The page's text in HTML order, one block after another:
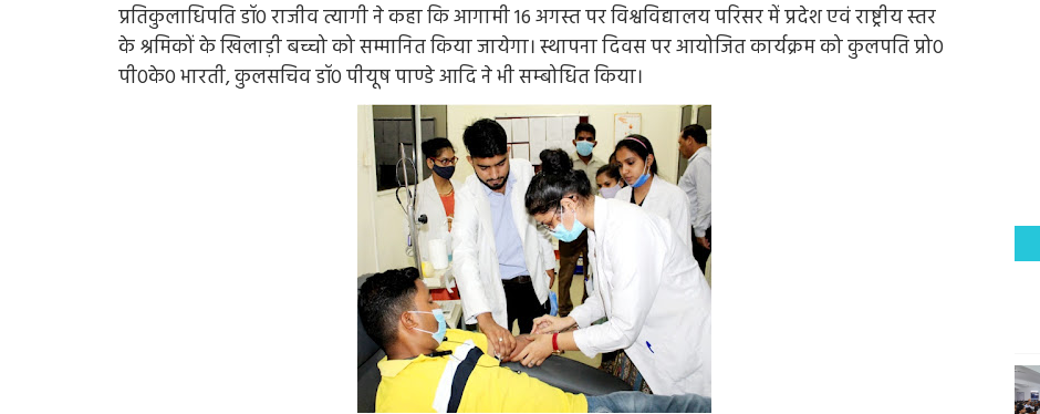
प्रतिकुलाधिपति डॉ0 राजीव त्यागी ने कहा कि आगामी 16 अगस्त पर विश्वविद्यालय परिसर में प्रदेश एवं राष्ट्रीय स्तर
के श्रमिकों के खिलाड़ी बच्चो को सम्मानित किया जायेगा। स्थापना दिवस पर आयोजित कार्यक्रम को कुलपति प्रो0
पी0के0 भारती, कुलसचिव डॉ0 पीयूष पाण्डे आदि ने भी सम्बोधित किया।